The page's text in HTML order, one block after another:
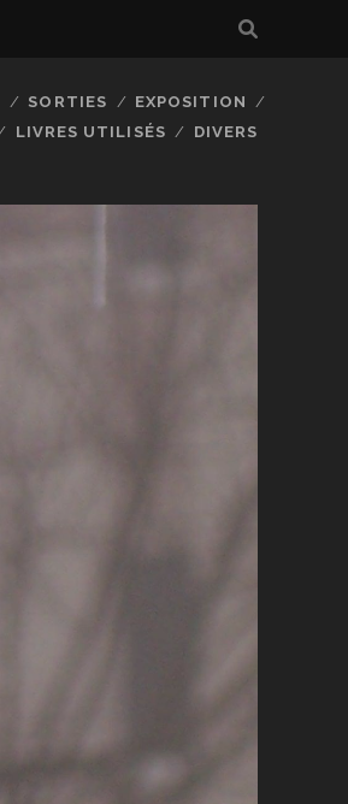
SORTIES
EXPOSITION
LIVRES UTILISÉS DIVERS